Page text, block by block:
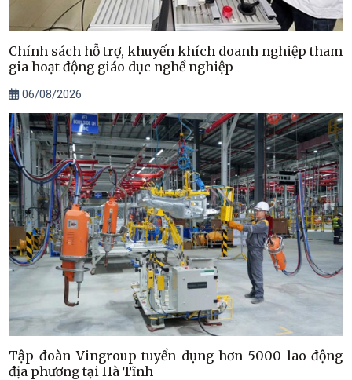
Chính sách hỗ trợ, khuyến khích doanh nghiệp tham
gia hoạt động giáo dục nghề nghiệp
06/08/2026
Tập đoàn Vingroup tuyển dụng hơn 5000 lao động
địa phương tại Hà Tĩnh